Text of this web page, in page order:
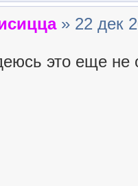
» 22 дек
это еще не